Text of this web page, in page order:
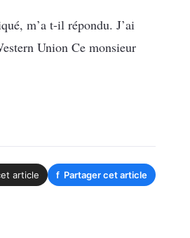
m’a t-il répondu. J’ai
Union Ce monsieur
article f Partager cet article